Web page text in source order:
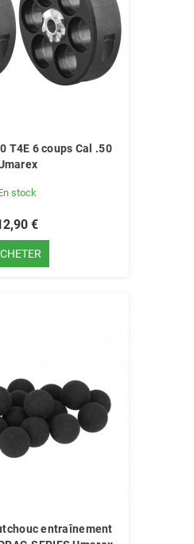
T4E 6 coups Cal .50
stock
€
entraînement